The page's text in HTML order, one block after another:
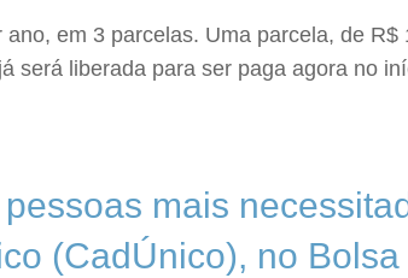
em 3 parcelas. Uma parcela, de
será liberada para ser paga agora no
mais
(CadÚnico), no Bolsa